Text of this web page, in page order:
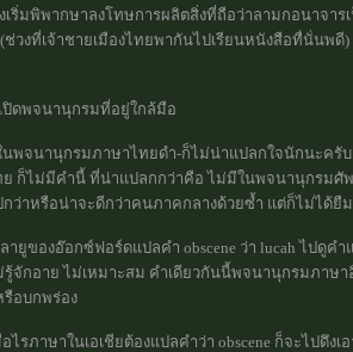
เริ่มพิพากษาลงโทษการผลิตสิ่งที่ถือว่าลามกอนาจาร
ช่วงที่เจ้าชายเมืองไทยพากันไปเรียนหนังสือทื่นั่นพ
ปิดพจนานุกรมที่อยู่ใกล้มือ
พจนานุกรมภาษาไทยดำ-ก็ไม่น่าแปลกใจนักนะครับ
ย ก็ไม่มีคำนี้ ที่น่าแปลกกว่าคือ ไม่มีในพจนานุกรมศั
ว่าหรือน่าจะดีกว่าคนภาคกลางด้วยซ้ำ แต่ก็ไม่ได้ยื
ยูของอ๊อกซ์ฟอร์ดแปลคำ obscene ว่า lucah ไปดู
รู้จักอาย ไม่เหมาะสม คำเดียวกันนี้พจนานุกรมภาษา
อบกพร่อง
รภาษาในเอเชียต้องแปลคำว่า obscene ก็จะไปดึง